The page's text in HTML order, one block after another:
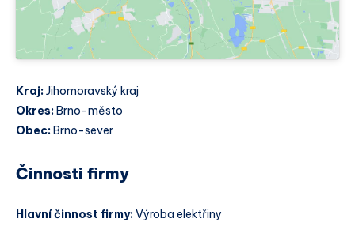
Kraj:Jihomoravský kraj
Okres: Brno-město
Obec: Brno-sever
Činnosti firmy
Hlavní činnost firmy:Výroba elektřiny